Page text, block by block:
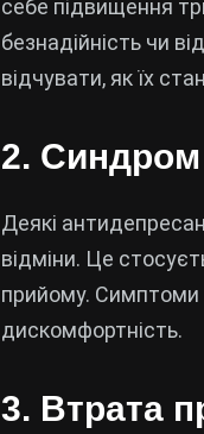
себе підвищення
безнадійність чи
відчувати, як їх
2. Синдром
Деякі
відміни. Це
прийому. Симптоми
дискомфортність.
3. Втрата